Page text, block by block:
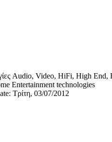
Audio, Video, HiFi, High
Entertainment technologies
Τρίτη, 03/07/2012